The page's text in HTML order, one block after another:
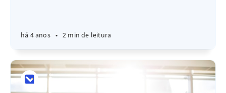
há 4 anos • 2 min de leitura